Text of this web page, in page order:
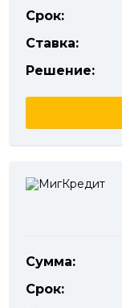
Срок:
Ставка:
Решение:
Сумма:
Срок: